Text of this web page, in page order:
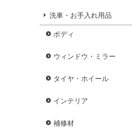
洗車・お手入れ用品
ボディ
ウィンドウ・ミラー
タイヤ・ホイール
インテリア
補修材